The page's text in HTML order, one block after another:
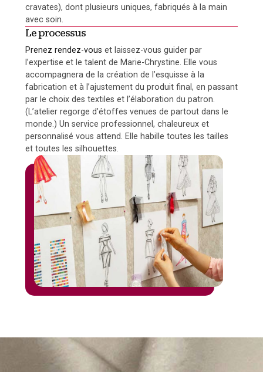
cravates), dont plusieurs uniques, fabriqués à la main
avec soin.
Le processus
Prenez rendez-vous et laissez-vous guider par
l’expertise et le talent de Marie-Chrystine. Elle vous
accompagnera de la création de l’esquisse à la
fabrication et à l’ajustement du produit final, en passant
par le choix des textiles et l’élaboration du patron.
(L’atelier regorge d’étoffes venues de partout dans le
monde.) Un service professionnel, chaleureux et
personnalisé vous attend. Elle habille toutes les tailles
et toutes les silhouettes.